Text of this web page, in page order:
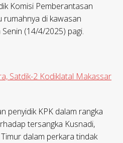
Komisi Pemberantasan
rumahnya di kawasan
(14/4/2025) pagi.
Satdik-2 Kodiklatal Makassar
penyidik KPK dalam rangka
tersangka Kusnadi,
dalam perkara tindak